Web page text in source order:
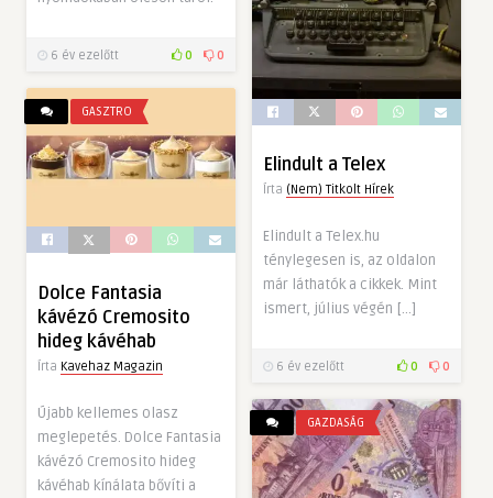
6 év ezelőtt 0 0
Elindult a Telex
Írta (Nem) Titkolt Hírek
Elindult a Telex.hu
ténylegesen is, az oldalon
már láthatók a cikkek. Mint
ismert, július végén […]
6 év ezelőtt 0 0
GASZTRO
Dolce Fantasia
kávézó Cremosito
hideg kávéhab
Írta Kavehaz Magazin
Újabb kellemes olasz
meglepetés. Dolce Fantasia
kávézó Cremosito hideg
kávéhab kínálata bővíti a
GAZDASÁG